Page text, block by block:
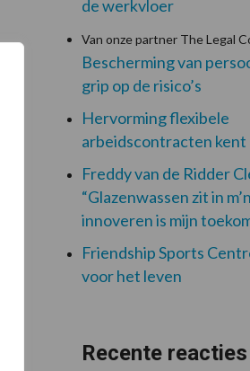
de werkvloer
Van onze partner The Legal
Bescherming van
grip op de risico’s
Hervorming flexibele
arbeidscontracten kent
Freddy van de Ridder
“Glazenwassen zit in
innoveren is mijn
Friendship Sports
voor het leven
Recente reacties